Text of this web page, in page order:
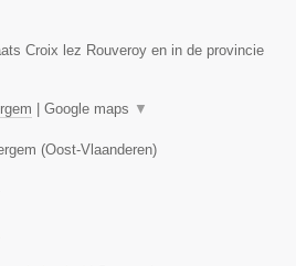
Croix lez Rouveroy en in de provincie
Google maps ▼
(Oost-Vlaanderen)